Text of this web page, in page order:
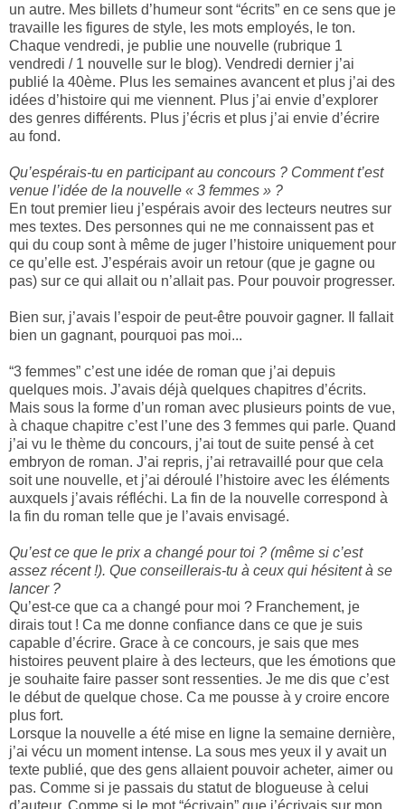
un autre. Mes billets d’humeur sont “écrits” en ce sens que je
travaille les figures de style, les mots employés, le ton.
Chaque vendredi, je publie une nouvelle (rubrique 1
vendredi / 1 nouvelle sur le blog). Vendredi dernier j’ai
publié la 40ème. Plus les semaines avancent et plus j’ai des
idées d’histoire qui me viennent. Plus j’ai envie d’explorer
des genres différents. Plus j’écris et plus j’ai envie d’écrire
au fond.
Qu’espérais-tu en participant au concours ? Comment t’est
venue l’idée de la nouvelle « 3 femmes » ?
En tout premier lieu j’espérais avoir des lecteurs neutres sur
mes textes. Des personnes qui ne me connaissent pas et
qui du coup sont à même de juger l’histoire uniquement pour
ce qu’elle est. J’espérais avoir un retour (que je gagne ou
pas) sur ce qui allait ou n’allait pas. Pour pouvoir progresser.
Bien sur, j’avais l’espoir de peut-être pouvoir gagner. Il fallait
bien un gagnant, pourquoi pas moi...
“3 femmes” c’est une idée de roman que j’ai depuis
quelques mois. J’avais déjà quelques chapitres d’écrits.
Mais sous la forme d’un roman avec plusieurs points de vue,
à chaque chapitre c’est l’une des 3 femmes qui parle. Quand
j’ai vu le thème du concours, j’ai tout de suite pensé à cet
embryon de roman. J’ai repris, j’ai retravaillé pour que cela
soit une nouvelle, et j’ai déroulé l’histoire avec les éléments
auxquels j’avais réfléchi. La fin de la nouvelle correspond à
la fin du roman telle que je l’avais envisagé.
Qu’est ce que le prix a changé pour toi ? (même si c’est
assez récent !). Que conseillerais-tu à ceux qui hésitent à se
lancer ?
Qu’est-ce que ca a changé pour moi ? Franchement, je
dirais tout ! Ca me donne confiance dans ce que je suis
capable d’écrire. Grace à ce concours, je sais que mes
histoires peuvent plaire à des lecteurs, que les émotions que
je souhaite faire passer sont ressenties. Je me dis que c’est
le début de quelque chose. Ca me pousse à y croire encore
plus fort.
Lorsque la nouvelle a été mise en ligne la semaine dernière,
j’ai vécu un moment intense. La sous mes yeux il y avait un
texte publié, que des gens allaient pouvoir acheter, aimer ou
pas. Comme si je passais du statut de blogueuse à celui
d’auteur. Comme si le mot “écrivain” que j’écrivais sur mon